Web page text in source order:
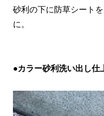
砂利の下に防草シート
に。
●カラー砂利洗い出し仕